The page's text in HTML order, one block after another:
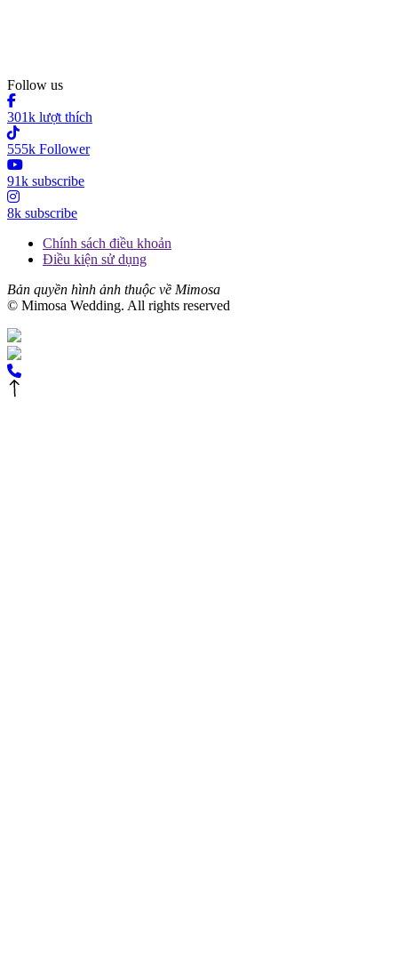
Follow us
301k lượt thích
555k Follower
91k subscribe
8k subscribe
Chính sách điều khoản
Điều kiện sử dụng
Bản quyền hình ảnh thuộc về Mimosa
© Mimosa Wedding. All rights reserved